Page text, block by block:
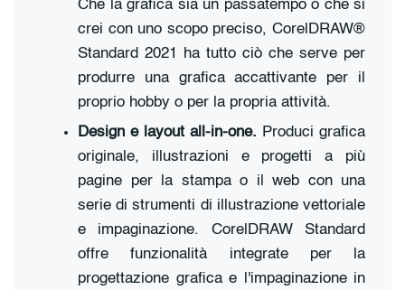
Che la grafica sia un passatempo o che si
crei con uno scopo preciso, CorelDRAW®
Standard 2021 ha tutto ciò che serve per
produrre una grafica accattivante per il
proprio hobby o per la propria attività.
Design e layout all-in-one. Produci grafica
originale, illustrazioni e progetti a più
pagine per la stampa o il web con una
serie di strumenti di illustrazione vettoriale
e impaginazione. CorelDRAW Standard
offre funzionalità integrate per la
progettazione grafica e l'impaginazione in